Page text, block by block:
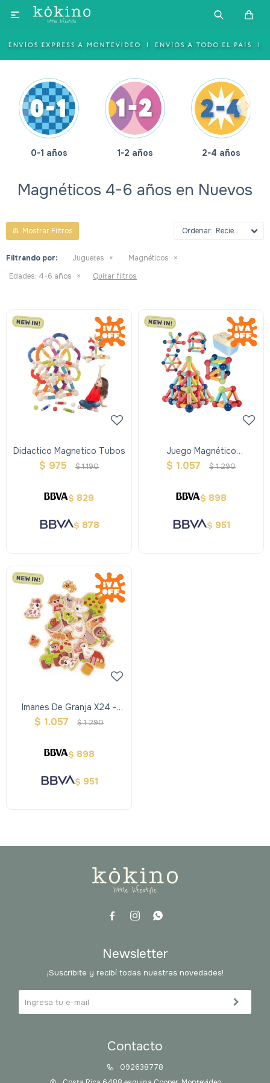

0-1 años 1-2 años 2-4 años
Magnéticos 4-6 años en Nuevos
Recientes
Filtrando por: Juguetes
Magnéticos
Edades: 4-6 años Quitar filtros
Didactico Magnetico Tubos
$ 975 $1.190
$ 829
$ 878
Juego Magnético
Telescopic
$ 1.057 $1.290
$ 898
$ 951
Imanes De Granja X24 -
Janod
$ 1.057 $1.290
$ 898
$ 951
  
Contacto
092638778
Newsletter
¡Suscribite y recibí todas nuestras novedades!